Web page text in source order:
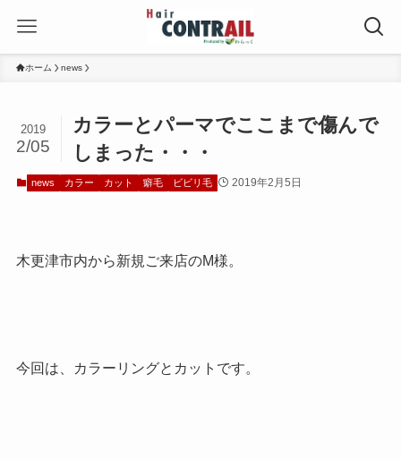
ホーム news
カラーとパーマでここまで傷んで
しまった・・・
2019
2/05
news カラー カット 癖毛 ビビリ毛 2019年2月5日
木更津市内から新規ご来店のM様。
今回は、カラーリングとカットです。